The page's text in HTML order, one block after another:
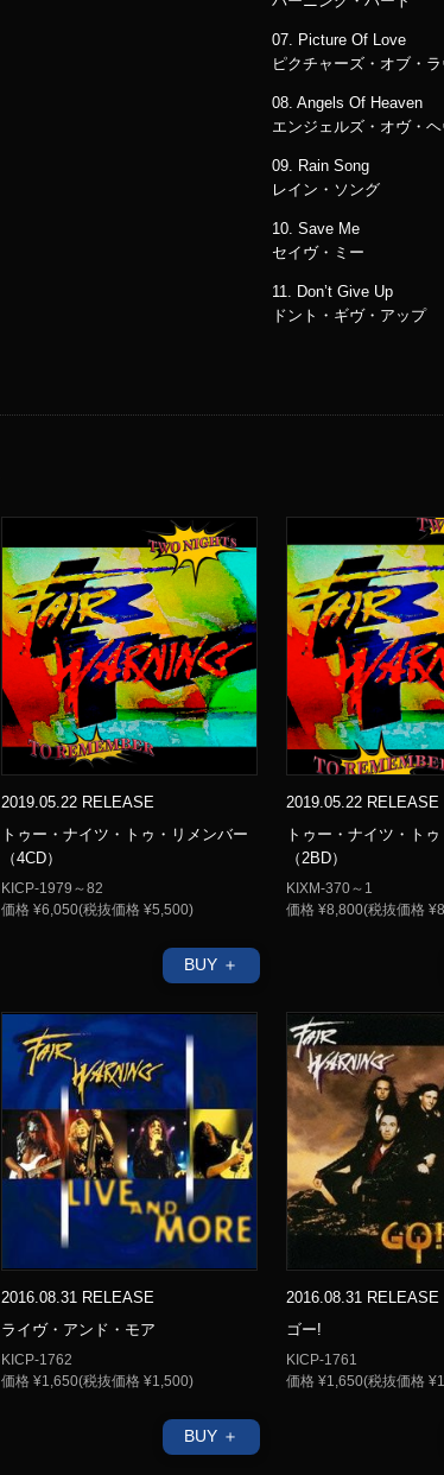
07. Picture Of Love
ピクチャーズ・オブ・
08. Angels Of Heaven
エンジェルズ・オヴ・ヘ
09. Rain Song
レイン・ソング
10. Save Me
セイヴ・ミー
11. Don’t Give Up
ドント・ギヴ・アップ
2019.05.22 RELEASE
トゥー・ナイツ・トゥ・リメンバー
（4CD）
KICP-1979～82
価格 ¥6,050(税抜価格 ¥5,500)
BUY ＋
2019.05.22 RELEASE
トゥー・ナイツ・ト
（2BD）
KIXM-370～1
価格 ¥8,800(税抜価格
2016.08.31 RELEASE
ライヴ・アンド・モア
KICP-1762
価格 ¥1,650(税抜価格 ¥1,500)
BUY ＋
2016.08.31 RELEASE
ゴー!
KICP-1761
価格 ¥1,650(税抜価格